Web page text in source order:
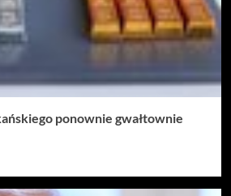
ponownie gwałtownie